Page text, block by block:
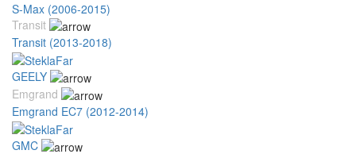
S-Max (2006-2015)
Transit
Transit (2013-2018)
GEELY
Emgrand
Emgrand EC7 (2012-2014)
GMC